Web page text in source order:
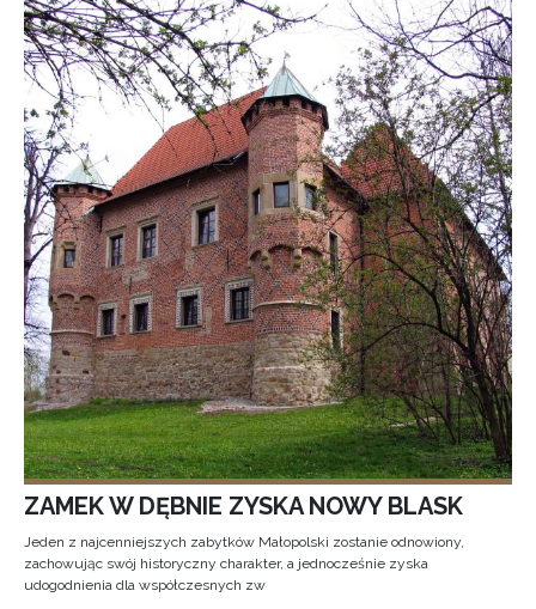
ZAMEK W DĘBNIE ZYSKA NOWY BLASK
Jeden z najcenniejszych zabytków Małopolski zostanie odnowiony,
zachowując swój historyczny charakter, a jednocześnie zyska
udogodnienia dla współczesnych zw